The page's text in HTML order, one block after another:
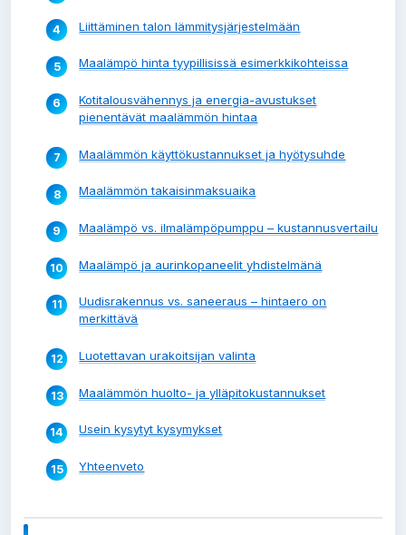
Liittäminen talon lämmitysjärjestelmään
Maalämpö hinta tyypillisissä esimerkkikohteissa
Kotitalousvähennys ja energia-avustukset
pienentävät maalämmön hintaa
Maalämmön käyttökustannukset ja hyötysuhde
Maalämmön takaisinmaksuaika
Maalämpö vs. ilmalämpöpumppu – kustannusvertailu
Maalämpö ja aurinkopaneelit yhdistelmänä
Uudisrakennus vs. saneeraus – hintaero on
merkittävä
Luotettavan urakoitsijan valinta
Maalämmön huolto- ja ylläpitokustannukset
Usein kysytyt kysymykset
Yhteenveto